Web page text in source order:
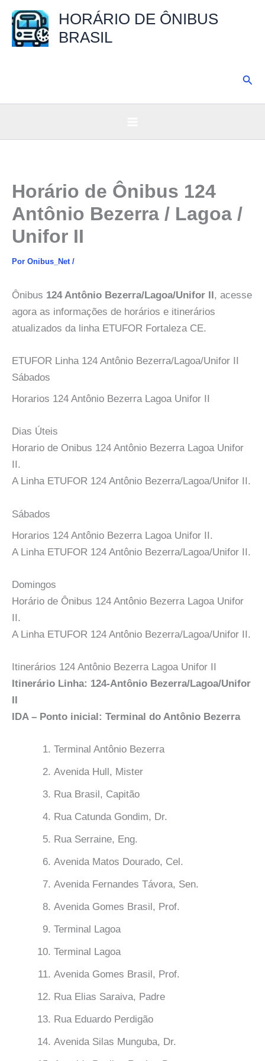
para
HORÁRIO DE ÔNIBUS
BRASIL
Horário de Ônibus 124
Antônio Bezerra / Lagoa /
Unifor II
Por Onibus_Net /
Ônibus 124 Antônio Bezerra/Lagoa/Unifor II, acesse
agora as informações de horários e itinerários
atualizados da linha ETUFOR Fortaleza CE.
ETUFOR Linha 124 Antônio Bezerra/Lagoa/Unifor II
Sábados
Horarios 124 Antônio Bezerra Lagoa Unifor II
Dias Úteis
Horario de Onibus 124 Antônio Bezerra Lagoa Unifor
II.
A Linha ETUFOR 124 Antônio Bezerra/Lagoa/Unifor II.
Sábados
Horarios 124 Antônio Bezerra Lagoa Unifor II.
A Linha ETUFOR 124 Antônio Bezerra/Lagoa/Unifor II.
Domingos
Horário de Ônibus 124 Antônio Bezerra Lagoa Unifor
II.
A Linha ETUFOR 124 Antônio Bezerra/Lagoa/Unifor II.
Itinerários 124 Antônio Bezerra Lagoa Unifor II
Itinerário Linha: 124-Antônio Bezerra/Lagoa/Unifor
II
IDA – Ponto inicial: Terminal do Antônio Bezerra
Terminal Antônio Bezerra
Avenida Hull, Mister
Rua Brasil, Capitão
Rua Catunda Gondim, Dr.
Rua Serraine, Eng.
Avenida Matos Dourado, Cel.
Avenida Fernandes Távora, Sen.
Avenida Gomes Brasil, Prof.
Terminal Lagoa
Terminal Lagoa
Avenida Gomes Brasil, Prof.
Rua Elias Saraiva, Padre
Rua Eduardo Perdigão
Avenida Silas Munguba, Dr.